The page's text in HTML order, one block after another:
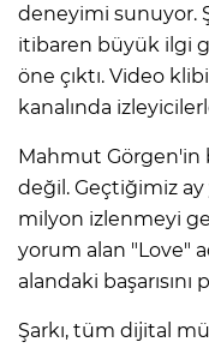
deneyimi sunuyor.
itibaren büyük ilgi
öne çıktı. Video
kanalında
Mahmut Görgen'in
değil. Geçtiğimiz ay
milyon izlenmeyi
yorum alan "Love"
alandaki başarısını
Şarkı, tüm dijital